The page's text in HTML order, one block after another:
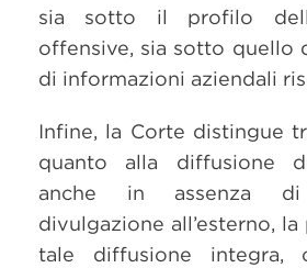
sia sotto il profilo
offensive, sia sotto quello
di informazioni aziendali
Infine, la Corte distingue
quanto alla diffusione
anche in assenza
divulgazione all’esterno,
tale diffusione integra,